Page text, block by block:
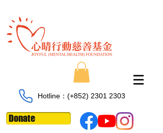
Hotline：​​(+852) 2301 2303
Donate